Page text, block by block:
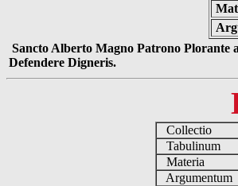
Sancto Alberto Magno Patrono Plorante
Defendere Digneris.
Collectio
Tabulinum
Materia
Argumentum